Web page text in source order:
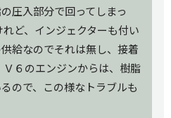
圧入部分で回ってしまっ
ど、インジェクターも付い
給なのでそれは無し、接着
６のエンジンからは、樹脂
ので、この様なトラブルも